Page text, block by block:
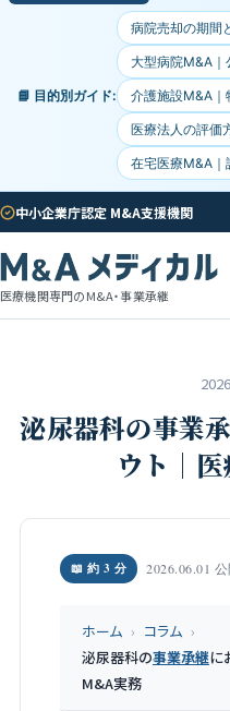
📘 目的別ガイド:
病院売却の期間
大型病院M&A
介護施設M&A
医療法人の評価
在宅医療M&A
中小企業庁認定 M&A支援機関
医療機関専門のM&A・事業承継
泌尿器科の事業
ウト｜
📖 約 3 分 2026.06.01 公
ホーム › コラム ›
泌尿器科の事業承継に
M&A実務